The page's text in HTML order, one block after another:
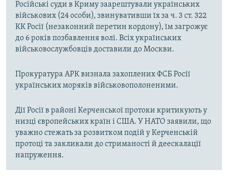
Російські суди в Криму заарештували українських
військових (24 особи), звинувативши їх за ч. 3 ст. 322
КК Росії (незаконний перетин кордону), їм загрожує
до 6 років позбавлення волі. Всіх українських
військовослужбовців доставили до Москви.
Прокуратура АРК визнала захоплених ФСБ Росії
українських моряків військовополоненими.
Дії Росії в районі Керченської протоки критикують у
низці європейських країн і США. У НАТО заявили, що
уважно стежать за розвитком подій у Керченській
протоці та закликали до стриманості й деескалації
напруження.